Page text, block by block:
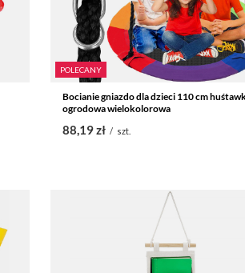
POLECANY
Bocianie gniazdo dla dzieci 110 cm
ogrodowa wielokolorowa
88,19 zł / szt.